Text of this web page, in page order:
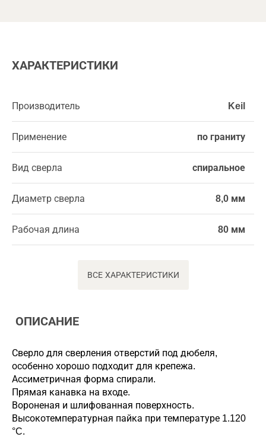
ХАРАКТЕРИСТИКИ
Производитель Keil
Применение по граниту
Вид сверла спиральное
Диаметр сверла 8,0 мм
Рабочая длина 80 мм
ВСЕ ХАРАКТЕРИСТИКИ
ОПИСАНИЕ
Сверло для сверления отверстий под дюбеля,
особенно хорошо подходит для крепежа.
Ассиметричная форма спирали.
Прямая канавка на входе.
Вороненая и шлифованная поверхность.
Высокотемпературная пайка при температуре 1.120
°C.